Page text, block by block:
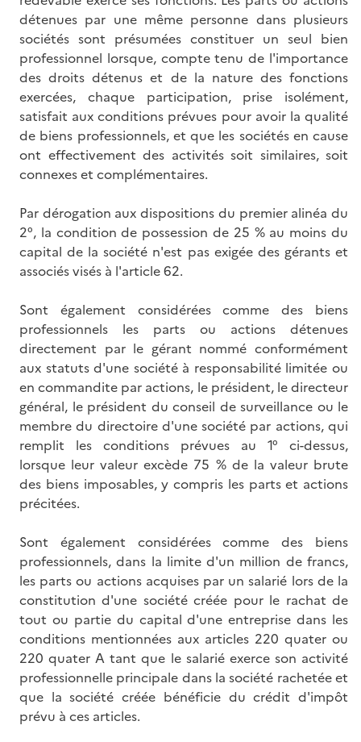
détenues par une même personne dans plusieurs
sociétés sont présumées constituer un seul bien
professionnel lorsque, compte tenu de l'importance
des droits détenus et de la nature des fonctions
exercées, chaque participation, prise isolément,
satisfait aux conditions prévues pour avoir la qualité
de biens professionnels, et que les sociétés en cause
ont effectivement des activités soit similaires, soit
connexes et complémentaires.
Par dérogation aux dispositions du premier alinéa du
2°, la condition de possession de 25 % au moins du
capital de la société n'est pas exigée des gérants et
associés visés à l'article 62.
Sont également considérées comme des biens
professionnels les parts ou actions détenues
directement par le gérant nommé conformément
aux statuts d'une société à responsabilité limitée ou
en commandite par actions, le président, le directeur
général, le président du conseil de surveillance ou le
membre du directoire d'une société par actions, qui
remplit les conditions prévues au 1° ci-dessus,
lorsque leur valeur excède 75 % de la valeur brute
des biens imposables, y compris les parts et actions
précitées.
Sont également considérées comme des biens
professionnels, dans la limite d'un million de francs,
les parts ou actions acquises par un salarié lors de la
constitution d'une société créée pour le rachat de
tout ou partie du capital d'une entreprise dans les
conditions mentionnées aux articles 220 quater ou
220 quater A tant que le salarié exerce son activité
professionnelle principale dans la société rachetée et
que la société créée bénéficie du crédit d'impôt
prévu à ces articles.